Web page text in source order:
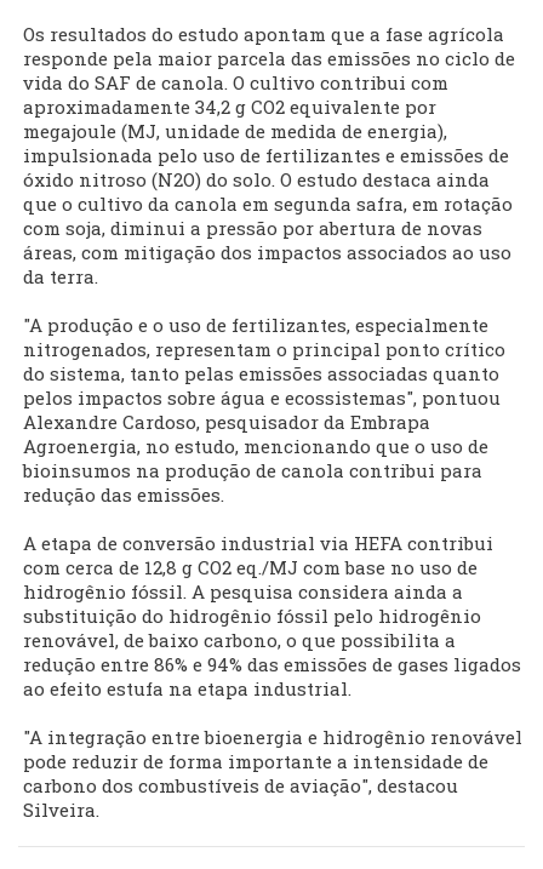
Os resultados do estudo apontam que a fase agrícola
responde pela maior parcela das emissões no ciclo de
vida do SAF de canola. O cultivo contribui com
aproximadamente 34,2 g CO2 equivalente por
megajoule (MJ, unidade de medida de energia),
impulsionada pelo uso de fertilizantes e emissões de
óxido nitroso (N2O) do solo. O estudo destaca ainda
que o cultivo da canola em segunda safra, em rotação
com soja, diminui a pressão por abertura de novas
áreas, com mitigação dos impactos associados ao uso
da terra.
"A produção e o uso de fertilizantes, especialmente
nitrogenados, representam o principal ponto crítico
do sistema, tanto pelas emissões associadas quanto
pelos impactos sobre água e ecossistemas", pontuou
Alexandre Cardoso, pesquisador da Embrapa
Agroenergia, no estudo, mencionando que o uso de
bioinsumos na produção de canola contribui para
redução das emissões.
A etapa de conversão industrial via HEFA contribui
com cerca de 12,8 g CO2 eq./MJ com base no uso de
hidrogênio fóssil. A pesquisa considera ainda a
substituição do hidrogênio fóssil pelo hidrogênio
renovável, de baixo carbono, o que possibilita a
redução entre 86% e 94% das emissões de gases ligados
ao efeito estufa na etapa industrial.
"A integração entre bioenergia e hidrogênio renovável
pode reduzir de forma importante a intensidade de
carbono dos combustíveis de aviação", destacou
Silveira.